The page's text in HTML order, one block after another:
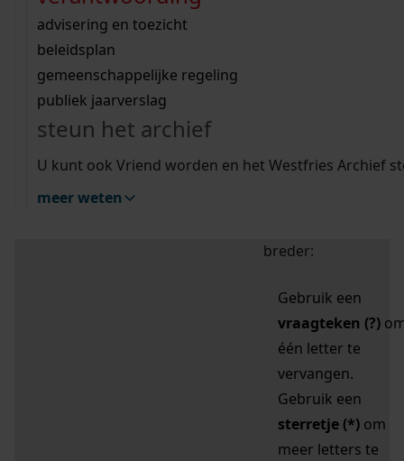
bouwvergunningen
omgevingsvergunningen
vergunningen
beeld en geluid
uitleg nodig?
Wij helpen u op weg met een aantal zoektips.
bekijk alle zoektips
Wij helpen u op weg met een aantal zoektips.
bekijk alle zoektips
bekijk ons geschiedenislokaal
advisering en toezicht
beleidsplan
gemeenschappelijke regeling
publiek jaarverslag
steun het archief
U kunt ook Vriend worden en het Westfries Archief
meer weten
zoektips
Mijn Studiezaal (inloggen)
uw zoekopdracht te
breder:
Gebruik een
vraagteken (?)
één letter te
vervangen.
Gebruik een
sterretje (*) om
meer letters te